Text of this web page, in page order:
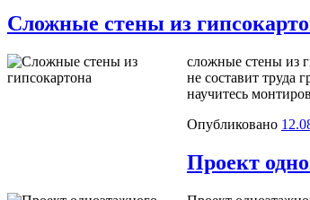
Сложные стены из
сложные стены из
не составит труда
научитесь
Опубликовано
Проект